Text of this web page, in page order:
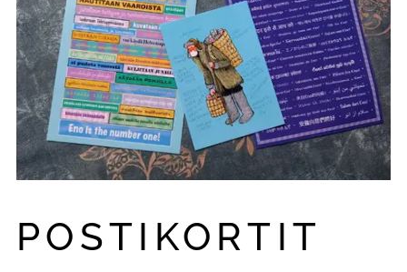
POSTIKORTIT